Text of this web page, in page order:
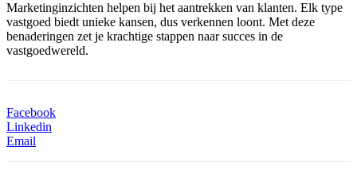
Marketinginzichten helpen bij het aantrekken van klanten. Elk type
vastgoed biedt unieke kansen, dus verkennen loont. Met deze
benaderingen zet je krachtige stappen naar succes in de
vastgoedwereld.
Facebook
Linkedin
Email